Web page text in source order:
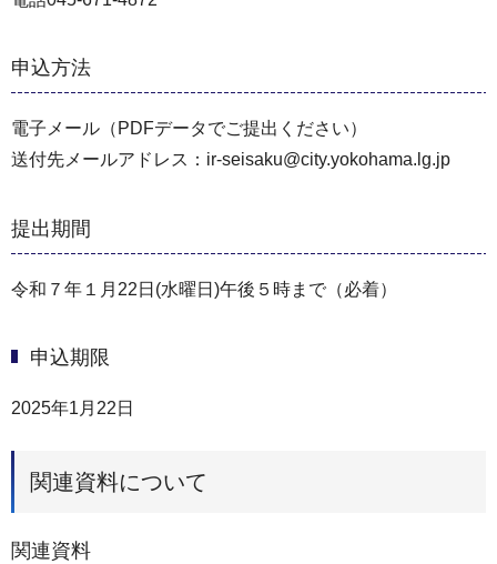
申込方法
電子メール（PDFデータでご提出ください）
送付先メールアドレス：ir-seisaku@city.yokohama.lg.jp
提出期間
令和７年１月22日(水曜日)午後５時まで（必着）
申込期限
2025年1月22日
関連資料について
関連資料